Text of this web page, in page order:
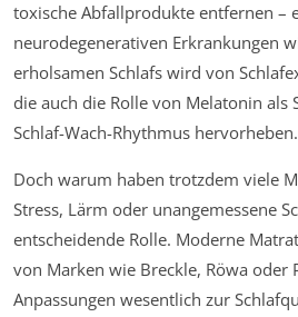
toxische Abfallprodukte entfernen –
neurodegenerativen Erkrankungen
erholsamen Schlafs wird von
die auch die Rolle von Melatonin
Schlaf-Wach-Rhythmus hervorheben.
Doch warum haben trotzdem viele
Stress, Lärm oder unangemessene
entscheidende Rolle. Moderne
von Marken wie Breckle, Röwa
Anpassungen wesentlich zur